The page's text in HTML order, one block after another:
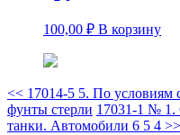
100,00 ₽ В корзину
<< 17014-5 5. По условиям
фунты стерли 17031-1 № 1.
танки. Автомобили 6 5 4 >>